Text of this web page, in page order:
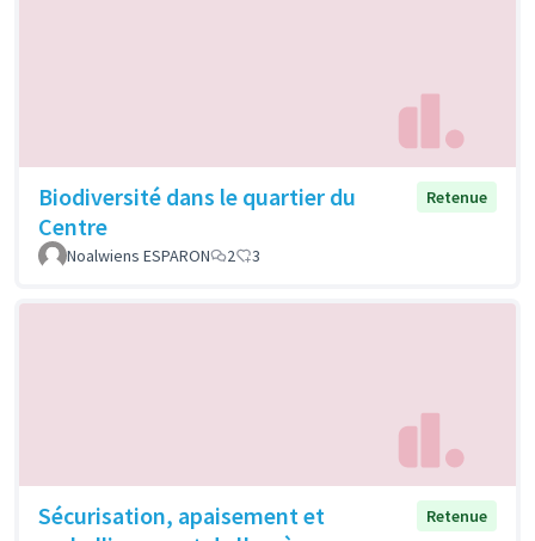
Biodiversité dans le quartier du
Centre
Retenue
Noalwiens ESPARON 2 3
Sécurisation, apaisement et
Retenue